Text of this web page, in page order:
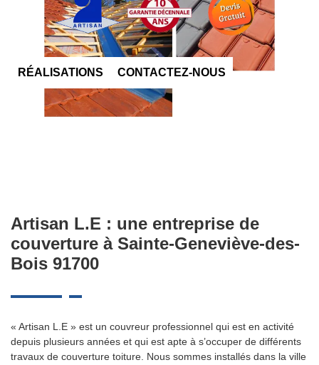
RÉALISATIONS CONTACTEZ-NOUS
Artisan L.E : une entreprise de
couverture à Sainte-Geneviève-des-
Bois 91700
« Artisan L.E » est un couvreur professionnel qui est en activité
depuis plusieurs années et qui est apte à s’occuper de différents
travaux de couverture toiture. Nous sommes installés dans la ville